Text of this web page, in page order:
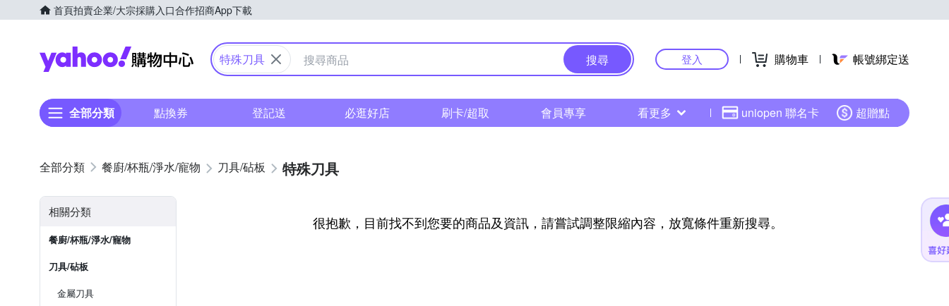
首頁拍賣企業/大宗採購入口合作招商App下載
Yahoo購物中心
特殊刀具 搜尋 登入 購物車 帳號綁定送
全部分類 點換券 登記送 必逛好店 刷卡/超取 會員專享 看更多 uniopen 聯名卡 超贈點
餐廚/杯瓶/淨水/寵物 刀具/砧板 特殊刀具
相關分類
餐廚/杯瓶/淨水/寵物
刀具/砧板
金屬刀具
很抱歉，目前找不到您要的商品及資訊，請嘗試調整限縮內容，放寬條件重新搜尋。